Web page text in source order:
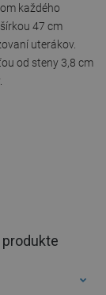
každého
47 cm
uterákov.
od steny 3,8 cm